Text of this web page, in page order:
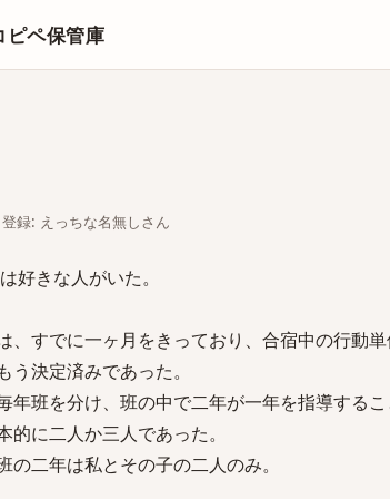
ピペ保管庫
録: えっちな名無しさん
好きな人がいた。
、すでに一ヶ月をきっており、合宿中の行動
う決定済みであった。
年班を分け、班の中で二年が一年を指導するこ
的に二人か三人であった。
の二年は私とその子の二人のみ。